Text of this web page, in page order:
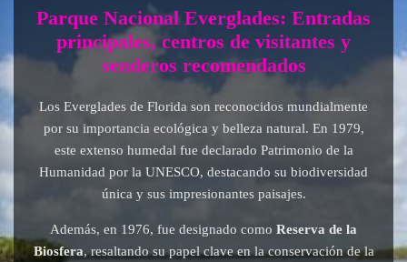
Parque Nacional Everglades: Entradas
principales, centros de visitantes y
senderos recomendados
Los Everglades de Florida son reconocidos mundialmente
por su importancia ecológica y belleza natural. En 1979,
este extenso humedal fue declarado Patrimonio de la
Humanidad por la UNESCO, destacando su biodiversidad
única y sus impresionantes paisajes.
Además, en 1976, fue designado como Reserva de la
Biosfera, resaltando su papel clave en la conservación de la